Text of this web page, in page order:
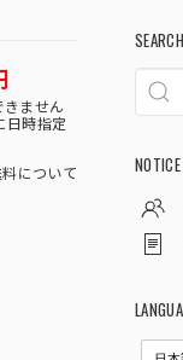
きません
日時指定
について
SEARCH
NOTICE